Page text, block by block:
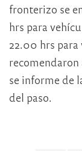
fronterizo se
hrs para
22.00 hrs para
recomendaron
se informe de
del paso.